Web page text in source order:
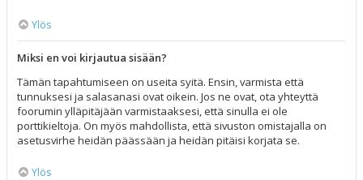
Ylös
Miksi en voi kirjautua sisään?
Tämän tapahtumiseen on useita syitä. Ensin, varmista että
tunnuksesi ja salasanasi ovat oikein. Jos ne ovat, ota yhteyttä
foorumin ylläpitäjään varmistaaksesi, että sinulla ei ole
porttikieltoja. On myös mahdollista, että sivuston omistajalla on
asetusvirhe heidän päässään ja heidän pitäisi korjata se.
Ylös